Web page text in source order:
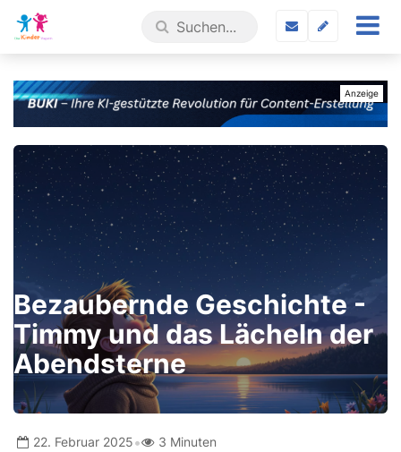
Bezaubernde Geschichte -
Timmy und das Lächeln der
Abendsterne
22. Februar 2025• 3 Minuten